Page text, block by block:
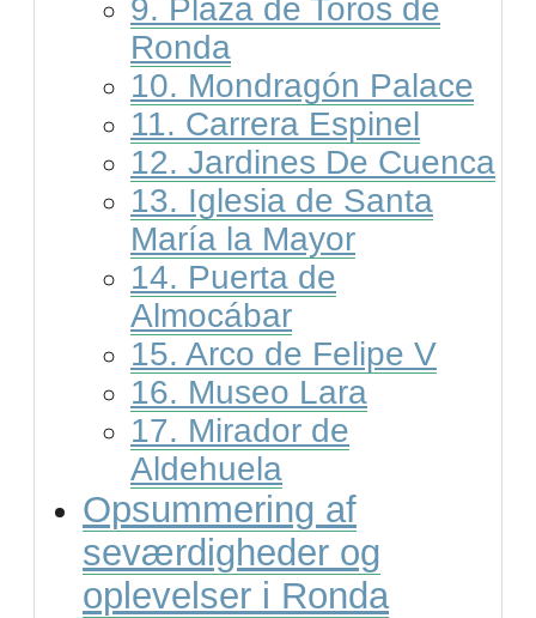
9. Plaza de Toros de
Ronda
10. Mondragón Palace
11. Carrera Espinel
12. Jardines De Cuenca
13. Iglesia de Santa
María la Mayor
14. Puerta de
Almocábar
15. Arco de Felipe V
16. Museo Lara
17. Mirador de
Aldehuela
Opsummering af
seværdigheder og
oplevelser i Ronda